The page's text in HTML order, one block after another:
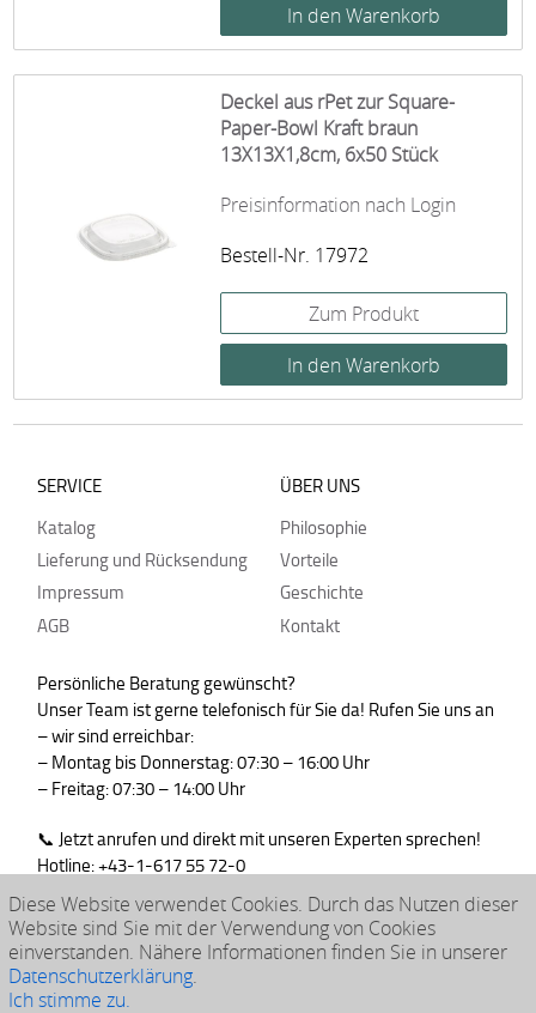
Deckel aus rPet zur Square-
Paper-Bowl Kraft braun
13X13X1,8cm, 6x50 Stück
Preisinformation nach Login
Bestell-Nr. 17972
Zum Produkt
SERVICE
Katalog
Lieferung und Rücksendung
Impressum
AGB
ÜBER UNS
Philosophie
Vorteile
Geschichte
Kontakt
Persönliche Beratung gewünscht?
Unser Team ist gerne telefonisch für Sie da! Rufen Sie uns an
– wir sind erreichbar:
– Montag bis Donnerstag: 07:30 – 16:00 Uhr
– Freitag: 07:30 – 14:00 Uhr
📞 Jetzt anrufen und direkt mit unseren Experten sprechen!
Hotline: +43-1-617 55 72-0
Diese Website verwendet Cookies. Durch das Nutzen dieser
Website sind Sie mit der Verwendung von Cookies
einverstanden. Nähere Informationen finden Sie in unserer
Datenschutzerklärung.
Ich stimme zu.